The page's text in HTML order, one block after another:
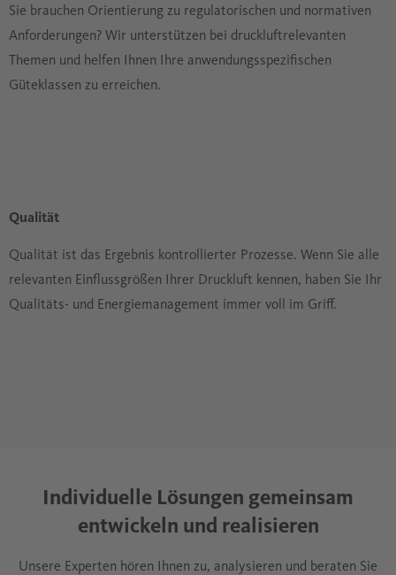
Sie brauchen Orientierung zu regulatorischen und normativen
Anforderungen? Wir unterstützen bei druckluftrelevanten
Themen und helfen Ihnen Ihre anwendungsspezifischen
Güteklassen zu erreichen.
Qualität
Qualität ist das Ergebnis kontrollierter Prozesse. Wenn Sie alle
relevanten Einflussgrößen Ihrer Druckluft kennen, haben Sie Ihr
Qualitäts- und Energiemanagement immer voll im Griff.
Individuelle Lösungen gemeinsam
entwickeln und realisieren
Unsere Experten hören Ihnen zu, analysieren und beraten Sie